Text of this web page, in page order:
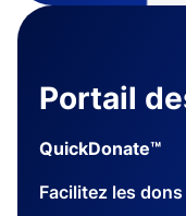
Portail
QuickDonate™
Facilitez les